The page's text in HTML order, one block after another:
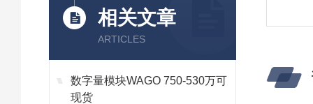
相关文章
ARTICLES
数字量模块WAGO 750-530万可
现货